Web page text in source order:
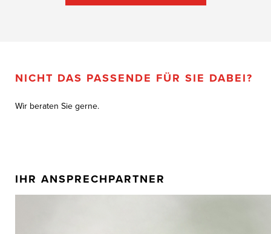
NICHT DAS PASSENDE FÜR SIE DABEI?
Wir beraten Sie gerne.
IHR ANSPRECHPARTNER